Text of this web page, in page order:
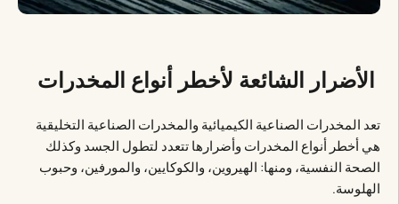
الأضرار الشائعة لأخطر أنواع المخدرات
تعد المخدرات الصناعية الكيميائية والمخدرات الصناعية التخليقية
هي أخطر أنواع المخدرات وأضرارها تتعدد لتطول الجسد وكذلك
الصحة النفسية، ومنها: الهيروين، والكوكايين، والمورفين، وحبوب
الهلوسة.